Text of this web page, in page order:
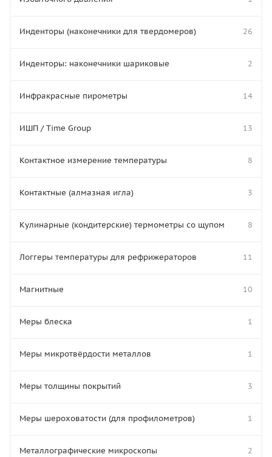
Инденторы (наконечники для твердомеров) 26
Инденторы: наконечники шариковые 2
Инфракрасные пирометры 14
ИШП / Time Group 13
Контактное измерение температуры 8
Контактные (алмазная игла) 3
Кулинарные (кондитерские) термометры со щупом 8
Логгеры температуры для рефрижераторов 11
Магнитные 10
Меры блеска 1
Меры микротвёрдости металлов 1
Меры толщины покрытий 3
Меры шероховатости (для профилометров) 1
Металлографические микроскопы 2